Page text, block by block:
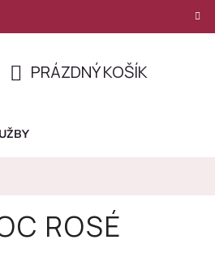
KOŠÍK
PRÁZDNÝ KOŠÍK
ROSÉ